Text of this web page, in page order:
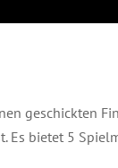
geschickten
bietet 5